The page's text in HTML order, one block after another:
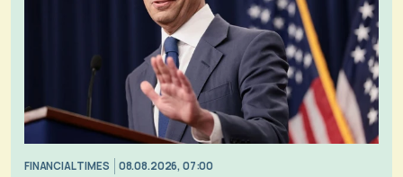
FINANCIAL TIMES 08.08.2026, 07:00